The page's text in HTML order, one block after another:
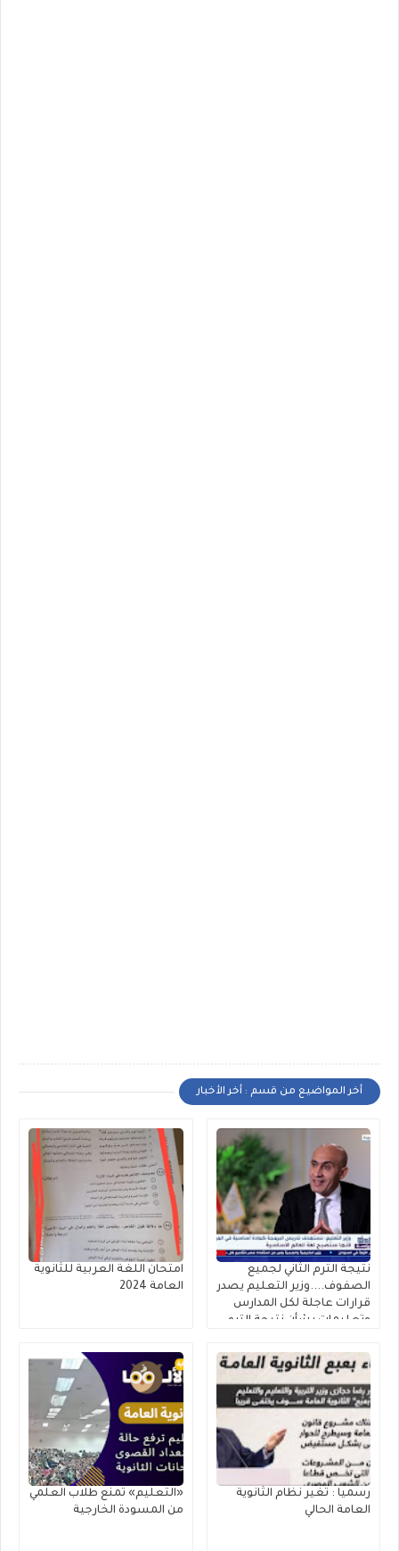
أخر المواضيع من قسم : أخر الأخبار
نتيجة الترم الثاني لجميع
الصفوف....وزير التعليم يصدر
قرارات عاجلة لكل المدارس
وتعليمات بشأن نتيجة الترم
امتحان اللغة العربية للثانوية
العامة 2024
رسميا : تغير نظام الثانوية
العامة الحالي
«التعليم» تمنع طلاب العلمي
من المسودة الخارجية